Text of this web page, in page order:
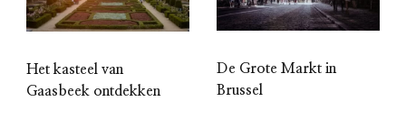
Het kasteel van
Gaasbeek ontdekken
De Grote Markt in
Brussel